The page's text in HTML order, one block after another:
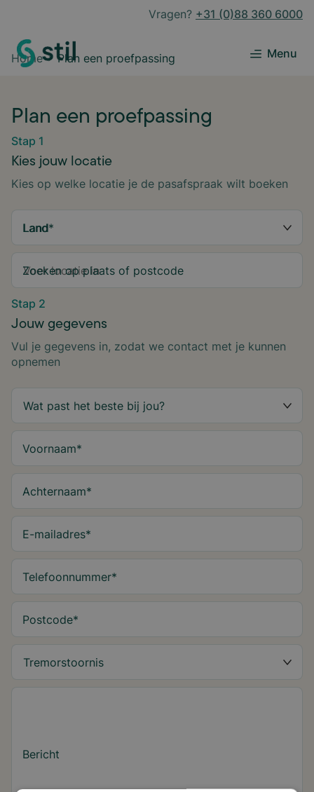
Vragen? +31 (0)88 360 6000
Menu
Home Plan een proefpassing
Plan een proefpassing
Stap 1
Kies jouw locatie
Kies op welke locatie je de pasafspraak wilt boeken
Land*
Zoeken op plaats of postcode
Stap 2
Jouw gegevens
Vul je gegevens in, zodat we contact met je kunnen
opnemen
Voornaam*
Achternaam*
E-mailadres*
Telefoonnummer*
Postcode*
Bericht